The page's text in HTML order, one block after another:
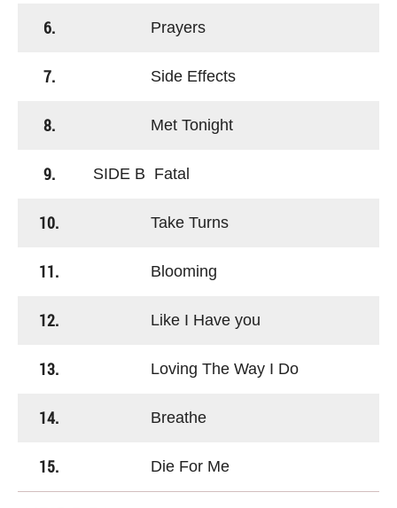
6. Prayers
7. Side Effects
8. Met Tonight
9. SIDE B Fatal
10. Take Turns
11. Blooming
12. Like I Have you
13. Loving The Way I Do
14. Breathe
15. Die For Me